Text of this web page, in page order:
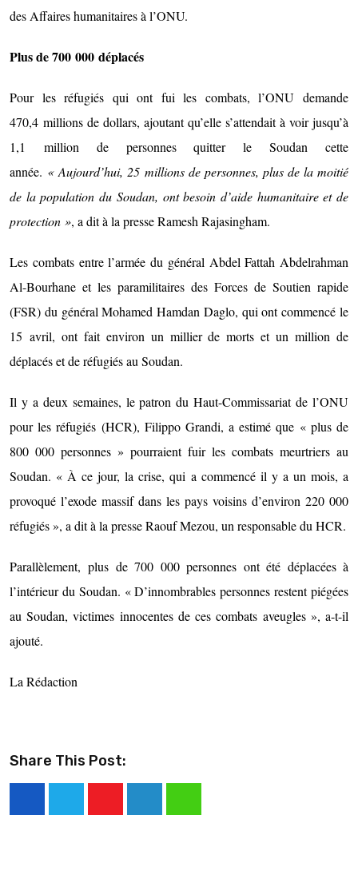
des Affaires humanitaires à l’ONU.
Plus de 700 000 déplacés
Pour les réfugiés qui ont fui les combats, l’ONU demande
470,4 millions de dollars, ajoutant qu’elle s’attendait à voir jusqu’à
1,1 million de personnes quitter le Soudan cette
année. « Aujourd’hui, 25 millions de personnes, plus de la moitié
de la population du Soudan, ont besoin d’aide humanitaire et de
protection », a dit à la presse Ramesh Rajasingham.
Les combats entre l’armée du général Abdel Fattah Abdelrahman
Al-Bourhane et les paramilitaires des Forces de Soutien rapide
(FSR) du général Mohamed Hamdan Daglo, qui ont commencé le
15 avril, ont fait environ un millier de morts et un million de
déplacés et de réfugiés au Soudan.
Il y a deux semaines, le patron du Haut-Commissariat de l’ONU
pour les réfugiés (HCR), Filippo Grandi, a estimé que « plus de
800 000 personnes » pourraient fuir les combats meurtriers au
Soudan. « À ce jour, la crise, qui a commencé il y a un mois, a
provoqué l’exode massif dans les pays voisins d’environ 220 000
réfugiés », a dit à la presse Raouf Mezou, un responsable du HCR.
Parallèlement,plus de 700 000 personnes ont été déplacées à
l’intérieur du Soudan. « D’innombrables personnes restent piégées
au Soudan, victimes innocentes de ces combats aveugles », a-t-il
ajouté.
La Rédaction
Share This Post: